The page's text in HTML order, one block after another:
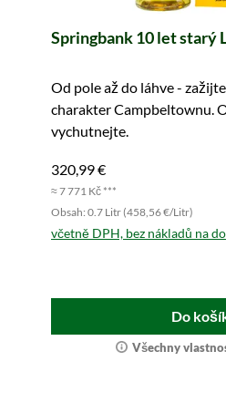
Springbank 10 let starý
Od pole až do láhve -
charakter Campbeltownu.
vychutnejte.
320,99 €
≈ 7 771 Kč ***
Obsah: 0.7 Litr (458,56 €/Litr)
včetně DPH, bez nákladů na
Do
Všechny